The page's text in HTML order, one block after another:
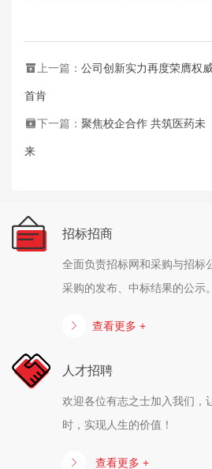
上一篇： 公司创新实力再度荣膺权
首肯
下一篇： 聚焦校企合作 共筑医药未
来
招标招商
全面负责招标网和采购与招标
采购的发布、中标结果的公示。
查看更多 +
人才招聘
欢迎各位有志之士加入我们，
时，实现人生的价值！
查看更多 +